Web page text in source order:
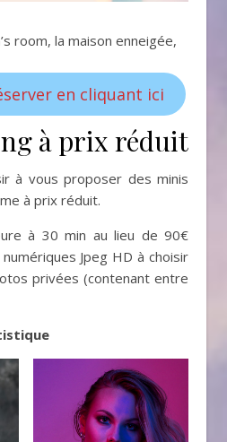
room, la maison enneigée,
en cliquant ici
à prix réduit
à prix réduit.
à 30 min au lieu de 90€
Jpeg HD à choisir
privées (contenant entre